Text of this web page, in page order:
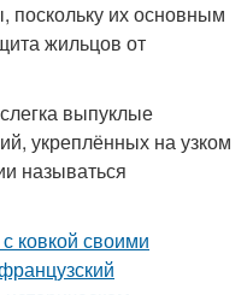
поскольку их основным
жильцов от
выпуклые
укреплённых на узком
называться